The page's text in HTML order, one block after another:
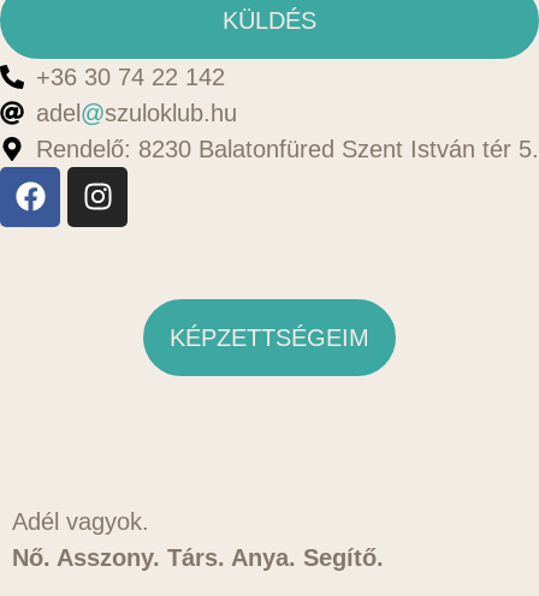
KÜLDÉS
+36 30 74 22 142
adel @szuloklub.hu
Rendelő: 8230 Balatonfüred Szent István tér 5.
KÉPZETTSÉGEIM
Adél vagyok.
Nő. Asszony. Társ. Anya. Segítő.